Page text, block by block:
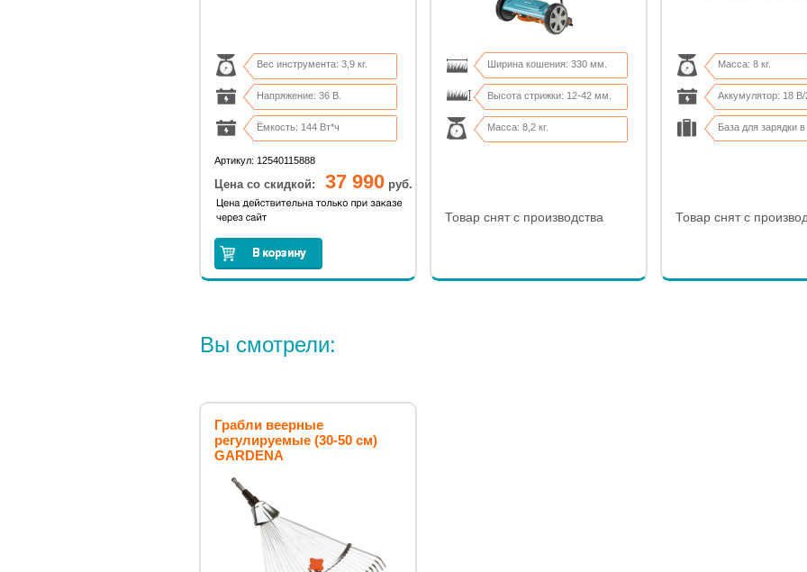
Вес инструмента: 3,9 кг.
Напряжение: 36 В.
Ёмкость: 144 Вт*ч
Время работы: до 35 мин.
Артикул: 12540115888
Цена со скидкой: 37 990 руб.
Ширина кошения: 330 мм.
Высота стрижки: 12-42 мм.
Масса: 8,2 кг.
Товар снят с производства
Масса: 8 кг.
Аккумулятор: 18 В/
База для зарядки в
Товар снят с
Вы смотрели:
Грабли веерные
регулируемые (30-50 см)
GARDENA